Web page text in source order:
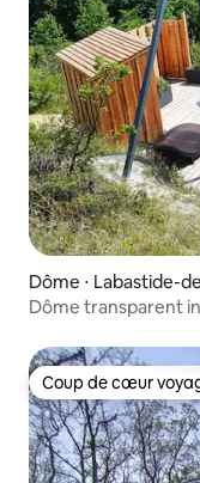
Dôme ⋅ Labastide-
Dôme transparent
Coup de cœur
Coup de cœur